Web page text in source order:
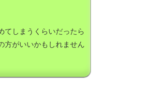
てしまうくらいだったら
方がいいかもしれません